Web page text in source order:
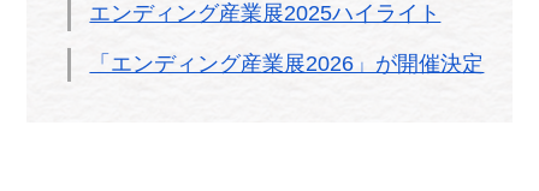
エンディング産業展2025ハイライト
「エンディング産業展2026」が開催決定